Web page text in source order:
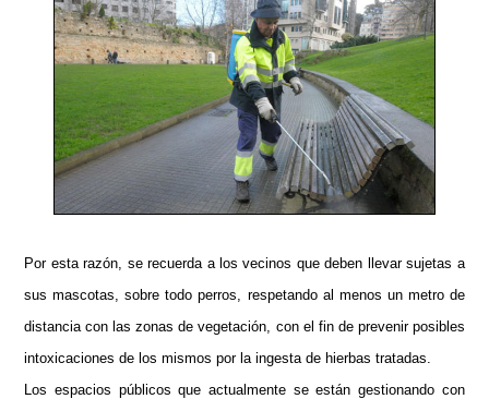
Por esta razón, se recuerda a los vecinos que deben llevar sujetas a
sus mascotas, sobre todo perros, respetando al menos un metro de
distancia con las zonas de vegetación, con el fin de prevenir posibles
intoxicaciones de los mismos por la ingesta de hierbas tratadas.
Los espacios públicos que actualmente se están gestionando con